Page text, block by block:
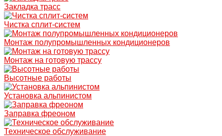
Закладка трасс
Чистка сплит-систем
Монтаж полупромышленных кондиционеров
Монтаж на готовую трассу
Высотные работы
Установка альпинистом
Заправка фреоном
Техническое обслуживание